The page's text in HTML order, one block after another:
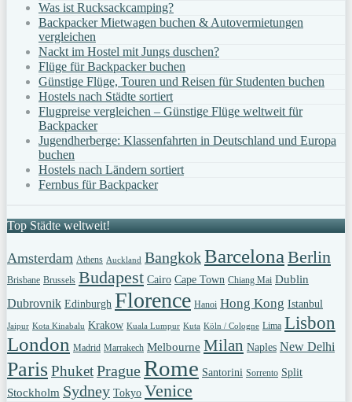
Was ist Rucksackcamping?
Backpacker Mietwagen buchen & Autovermietungen
vergleichen
Nackt im Hostel mit Jungs duschen?
Flüge für Backpacker buchen
Günstige Flüge, Touren und Reisen für Studenten buchen
Hostels nach Städte sortiert
Flugpreise vergleichen – Günstige Flüge weltweit für
Backpacker
Jugendherberge: Klassenfahrten in Deutschland und Europa
buchen
Hostels nach Ländern sortiert
Fernbus für Backpacker
Top Städte weltweit!
Amsterdam Athens Auckland BangkokBarcelonaBerlin
Brisbane Brussels Budapest Cairo Cape Town Chiang Mai Dublin
Dubrovnik Edinburgh Florence Hanoi Hong Kong Istanbul
Jaipur Kota Kinabalu Krakow Kuala Lumpur Kuta Köln / Cologne Lima Lisbon
London Madrid Marrakech Melbourne Milan Naples New Delhi
ParisPhuketPragueRome Santorini Sorrento Split
Stockholm Sydney Tokyo Venice